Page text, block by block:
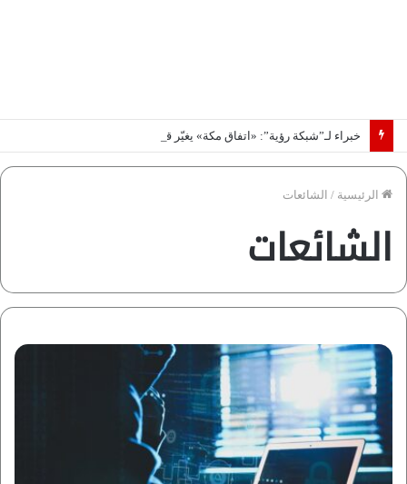
خبراء لـ”شبكة رؤية”: «اتفاق مكة» يغيّر قواعد اللعبة بالشرق الأوسط
الرئيسية / الشائعات
الشائعات